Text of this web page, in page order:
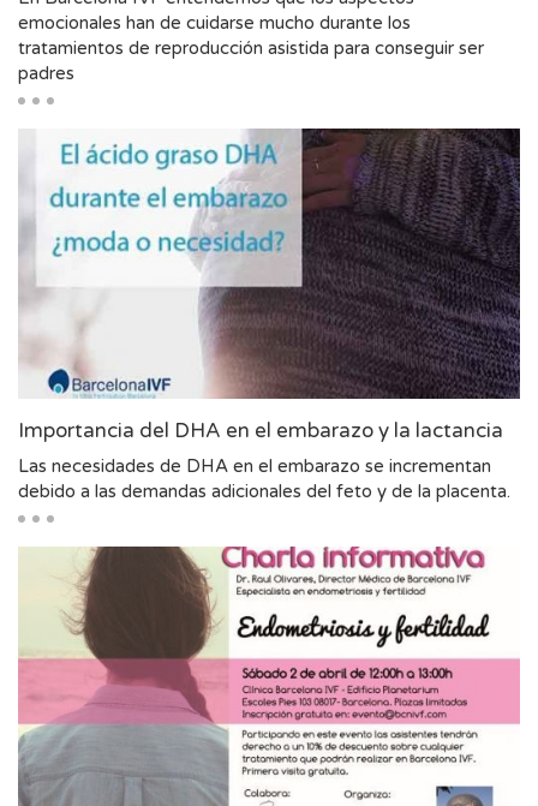
emocionales han de cuidarse mucho durante los
tratamientos de reproducción asistida para conseguir ser
padres
Importancia del DHA en el embarazo y la lactancia
Las necesidades de DHA en el embarazo se incrementan
debido a las demandas adicionales del feto y de la placenta.